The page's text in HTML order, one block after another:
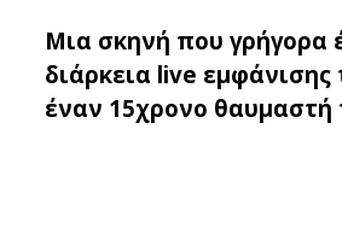
Μια σκηνή που γρήγορα
διάρκεια live
έναν 15χρονο θαυμαστή